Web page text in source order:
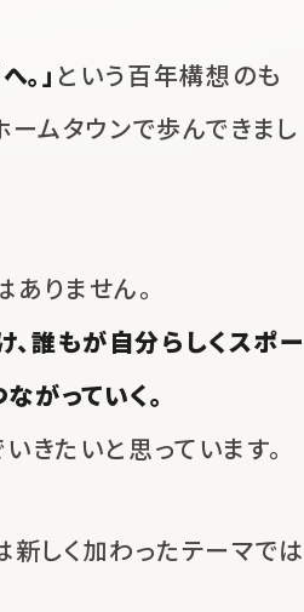
。」 という百年構想のも
ムタウンで歩んできまし
りません。
誰もが自分らしくスポー
がっていく。
きたいと思っています。
新しく加わったテーマでは